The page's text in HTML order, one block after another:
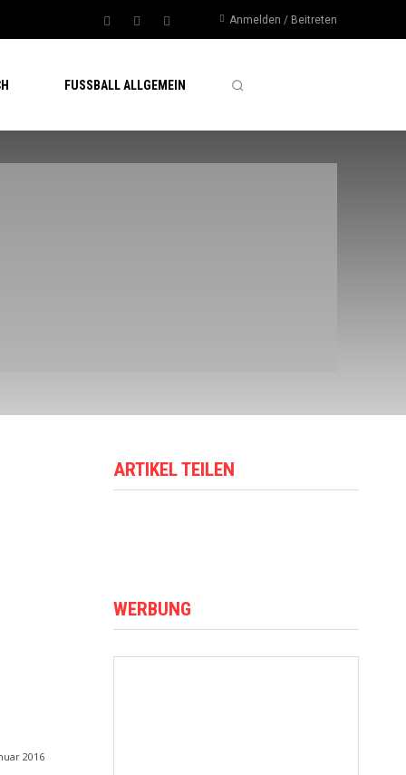
Anmelden / Beitreten
FUSSBALL ALLGEMEIN
2016
ARTIKEL TEILEN
WERBUNG